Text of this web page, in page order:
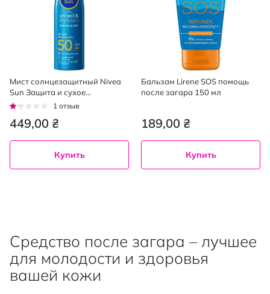
Мист солнцезащитный Nivea
Sun Защита и сухое
прикосновение SPF 50, 200 мл
Рейтинг:
1 отзыв
449,00 ₴
Купить
Бальзам Lirene SOS помощь
после загара 150 мл
189,00 ₴
Купить
Средство после загара – лучшее
для молодости и здоровья
вашей кожи